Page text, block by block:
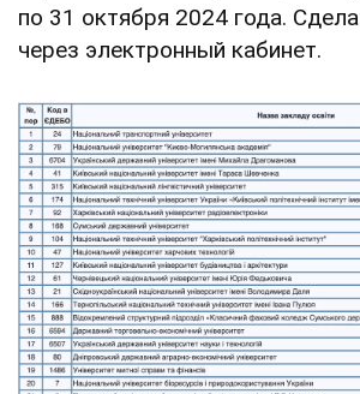
по 31 октября 2024 года.
через электронный кабинет.